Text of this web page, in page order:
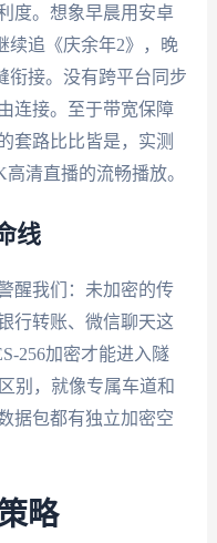
度。想象早晨用安卓
续追《庆余年2》，晚
衔接。没有跨平台同步
连接。至于带宽保障
套路比比皆是，实测
清直播的流畅播放。
线
醒我们：未加密的传
行转账、微信聊天这
256加密才能进入隧
别，就像专属车道和
据包都有独立加密空
略